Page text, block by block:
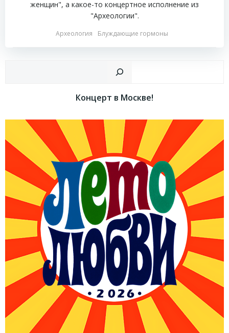
женщин", а какое-то концертное исполнение из
"Археологии".
Археология Блуждающие гормоны
Концерт в Москве!